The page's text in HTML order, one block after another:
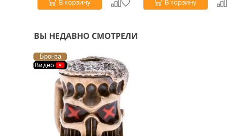
В корзину
В корзину
ВЫ НЕДАВНО СМОТРЕЛИ
Бронза
Видео